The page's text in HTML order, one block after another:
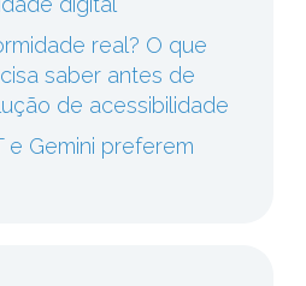
real? O que
saber antes de
de acessibilidade
e Gemini preferem